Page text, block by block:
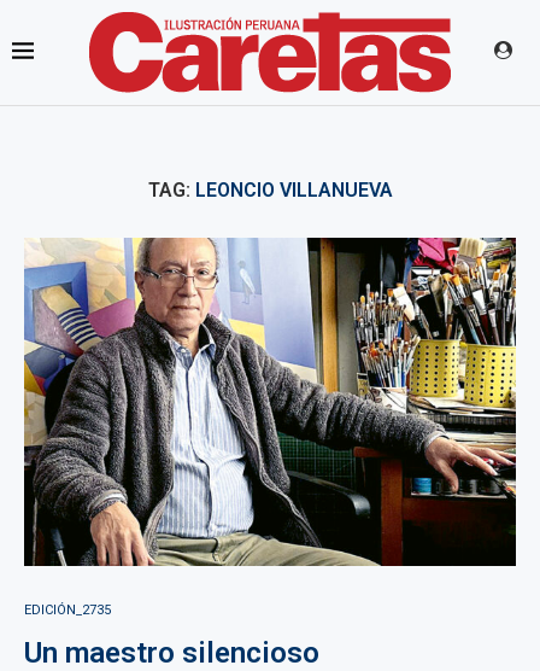
TAG: LEONCIO VILLANUEVA
EDICIÓN_2735
Un maestro silencioso